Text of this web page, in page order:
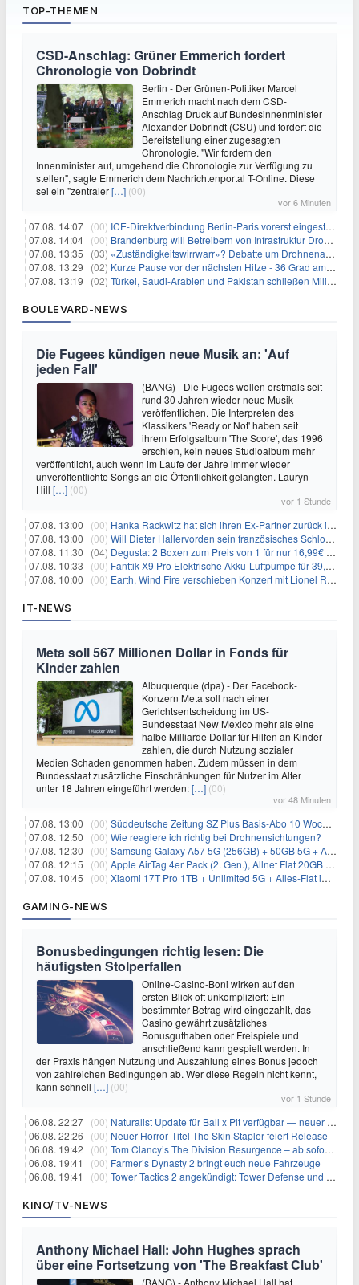
TOP-THEMEN
CSD-Anschlag: Grüner Emmerich fordert
Chronologie von Dobrindt
Berlin - Der Grünen-Politiker Marcel
Emmerich macht nach dem CSD-
Anschlag Druck auf Bundesinnenminister
Alexander Dobrindt (CSU) und fordert die
Bereitstellung einer zugesagten
Chronologie. "Wir fordern den
Innenminister auf, umgehend die Chronologie zur Verfügung zu
stellen", sagte Emmerich dem Nachrichtenportal T-Online. Diese
sei ein "zentraler[…] (00)
vor 6 Minuten
07.08. 14:07 | (00) ICE-Direktverbindung Berlin-Paris vorerst eingestellt
07.08. 14:04 | (00) Brandenburg will Betreibern von Infrastruktur Drohnenabwehr erlauben
07.08. 13:35 | (03) «Zuständigkeitswirrwarr»? Debatte um Drohnenabwehr entbrannt
07.08. 13:29 | (02) Kurze Pause vor der nächsten Hitze - 36 Grad am Wochenende
07.08. 13:19 | (02) Türkei, Saudi-Arabien und Pakistan schließen Militärpakt
BOULEVARD-NEWS
Die Fugees kündigen neue Musik an: 'Auf
jeden Fall'
(BANG) - Die Fugees wollen erstmals seit
rund 30 Jahren wieder neue Musik
veröffentlichen. Die Interpreten des
Klassikers 'Ready or Not' haben seit
ihrem Erfolgsalbum 'The Score', das 1996
erschien, kein neues Studioalbum mehr
veröffentlicht, auch wenn im Laufe der Jahre immer wieder
unveröffentlichte Songs an die Öffentlichkeit gelangten. Lauryn
Hill […] (00)
vor 1 Stunde
07.08. 13:00 | (00) Hanka Rackwitz hat sich ihren Ex-Partner zurück ins Haus geholt
07.08. 13:00 | (00) Will Dieter Hallervorden sein französisches Schloss verkaufen?
07.08. 11:30 | (04) Degusta: 2 Boxen zum Preis von 1 für nur 16,99€ inkl. Versand
07.08. 10:33 | (00) Fanttik X9 Pro Elektrische Akku-Luftpumpe für 39,99€
07.08. 10:00 | (00) Earth, Wind Fire verschieben Konzert mit Lionel Richie nach medizinischem Notfall
IT-NEWS
Meta soll 567 Millionen Dollar in Fonds für
Kinder zahlen
Albuquerque (dpa) - Der Facebook-
Konzern Meta soll nach einer
Gerichtsentscheidung im US-
Bundesstaat New Mexico mehr als eine
halbe Milliarde Dollar für Hilfen an Kinder
zahlen, die durch Nutzung sozialer
Medien Schaden genommen haben. Zudem müssen in dem
Bundesstaat zusätzliche Einschränkungen für Nutzer im Alter
unter 18 Jahren eingeführt werden:[…] (00)
vor 48 Minuten
07.08. 13:00 | (00) Süddeutsche Zeitung SZ Plus Basis-Abo 10 Wochen für 10€
07.08. 12:50 | (00) Wie reagiere ich richtig bei Drohnensichtungen?
07.08. 12:30 | (00) Samsung Galaxy A57 5G (256GB) + 50GB 5G + Alles-Flat im Vodafone-Netz für 19,99€/Monat – eff. 2,36€/Monat
07.08. 12:15 | (00) Apple AirTag 4er Pack (2. Gen.), Allnet Flat 20GB 5G im Telekom-Netz für 14,99€/Monat – eff. 2,07€/Monat
07.08. 10:45 | (00) Xiaomi 17T Pro 1TB + Unlimited 5G + Alles-Flat im o2 Netz für 29,99€/Monat – eff. 1,15€/Monat
GAMING-NEWS
Bonusbedingungen richtig lesen: Die
häufigsten Stolperfallen
Online-Casino-Boni wirken auf den
ersten Blick oft unkompliziert: Ein
bestimmter Betrag wird eingezahlt, das
Casino gewährt zusätzliches
Bonusguthaben oder Freispiele und
anschließend kann gespielt werden. In
der Praxis hängen Nutzung und Auszahlung eines Bonus jedoch
von zahlreichen Bedingungen ab. Wer diese Regeln nicht kennt,
kann schnell […] (00)
vor 1 Stunde
06.08. 22:27 | (00) Naturalist Update für Ball x Pit verfügbar — neuer Content auf allen Plattformen
06.08. 22:26 | (00) Neuer Horror‑Titel The Skin Stapler feiert Release
06.08. 19:42 | (00) Tom Clancy’s The Division Resurgence – ab sofort für euch verfügbar
06.08. 19:41 | (00) Farmer’s Dynasty 2 bringt euch neue Fahrzeuge
06.08. 19:41 | (00) Tower Tactics 2 angekündigt: Tower Defense und Deckbuilding Kombo kehrt zurück
KINO/TV-NEWS
Anthony Michael Hall: John Hughes sprach
über eine Fortsetzung von 'The Breakfast Club'
(BANG) - Anthony Michael Hall hat